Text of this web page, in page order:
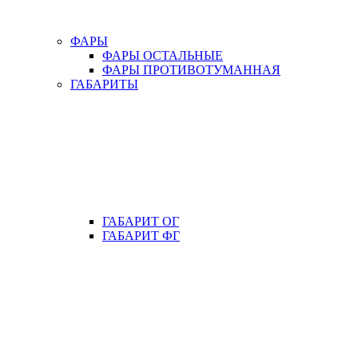
ФАРЫ
ФАРЫ ОСТАЛЬНЫЕ
ФАРЫ ПРОТИВОТУМАННАЯ
ГАБАРИТЫ
ГАБАРИТ ОГ
ГАБАРИТ ФГ